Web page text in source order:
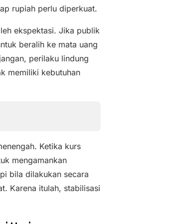
rupiah perlu diperkuat.
ekspektasi. Jika publik
beralih ke mata uang
perilaku lindung
memiliki kebutuhan
Ketika kurs
mengamankan
bila dilakukan secara
Karena itulah, stabilisasi